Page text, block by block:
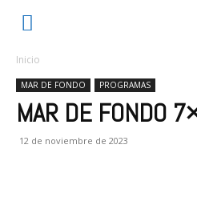
Inicio
MAR DE FONDO PROGRAMAS
MAR DE FONDO
12 de noviembre de 2023